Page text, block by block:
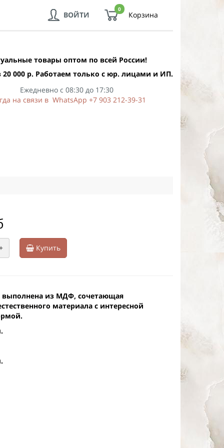
0
Корзина
ВОЙТИ
товары оптом по всей России!
20 000 р. Работаем только с юр. лицами и ИП.
Ежедневно с 08:30 до 17:30
на связи в WhatsApp +7 903 212-39-31
Купить
выполнена из МДФ, сочетающая
материала с интересной